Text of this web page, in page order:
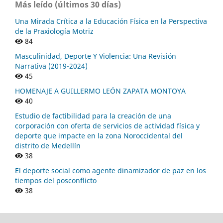
Más leído (últimos 30 días)
Una Mirada Crítica a la Educación Física en la Perspectiva
de la Praxiología Motriz
84
Masculinidad, Deporte Y Violencia: Una Revisión
Narrativa (2019-2024)
45
HOMENAJE A GUILLERMO LEÓN ZAPATA MONTOYA
40
Estudio de factibilidad para la creación de una
corporación con oferta de servicios de actividad física y
deporte que impacte en la zona Noroccidental del
distrito de Medellín
38
El deporte social como agente dinamizador de paz en los
tiempos del posconflicto
38